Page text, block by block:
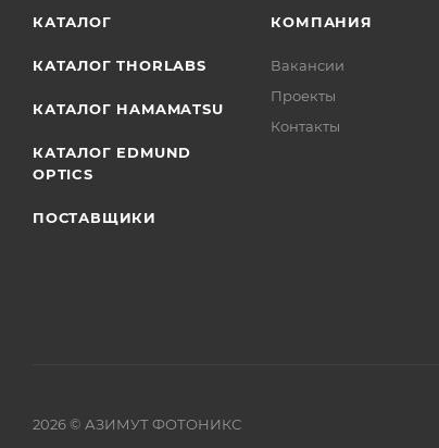
КАТАЛОГ
КАТАЛОГ THORLABS
КАТАЛОГ HAMAMATSU
КАТАЛОГ EDMUND
OPTICS
ПОСТАВЩИКИ
КОМПАНИЯ
Вакансии
Проекты
Контакты
2026© АЗИМУТ ФОТОНИКС